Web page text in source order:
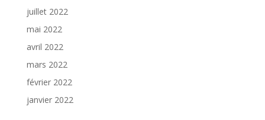
juillet 2022
mai 2022
avril 2022
mars 2022
février 2022
janvier 2022